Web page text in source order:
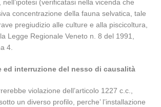
(verificatasi nella vicenda che
concentrazione della fauna selvatica, tale
pregiudizio alle culture e alla piscicoltura,
Legge Regionale Veneto n. 8 del 1991,
4.
ed interruzione del nesso di causalità
violazione dell’articolo 1227 c.c.,
un diverso profilo, perche’ l’installazione